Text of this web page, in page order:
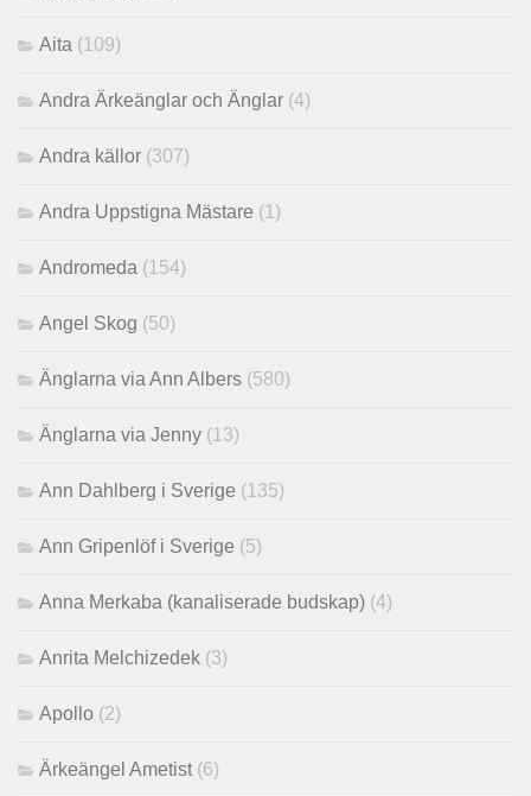
Aita (109)
Andra Ärkeänglar och Änglar (4)
Andra källor (307)
Andra Uppstigna Mästare (1)
Andromeda (154)
Angel Skog (50)
Änglarna via Ann Albers (580)
Änglarna via Jenny (13)
Ann Dahlberg i Sverige (135)
Ann Gripenlöf i Sverige (5)
Anna Merkaba (kanaliserade budskap) (4)
Anrita Melchizedek (3)
Apollo (2)
Ärkeängel Ametist (6)